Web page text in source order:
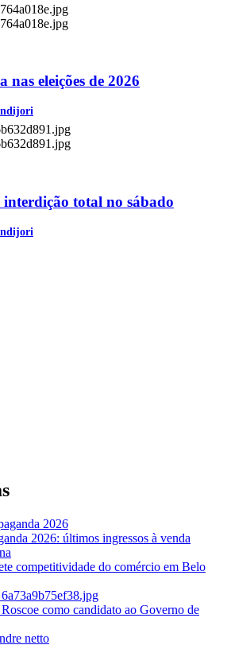
eleições de 2026
total no sábado
2026: últimos ingressos à venda
competitividade do comércio em Belo
como candidato ao Governo de